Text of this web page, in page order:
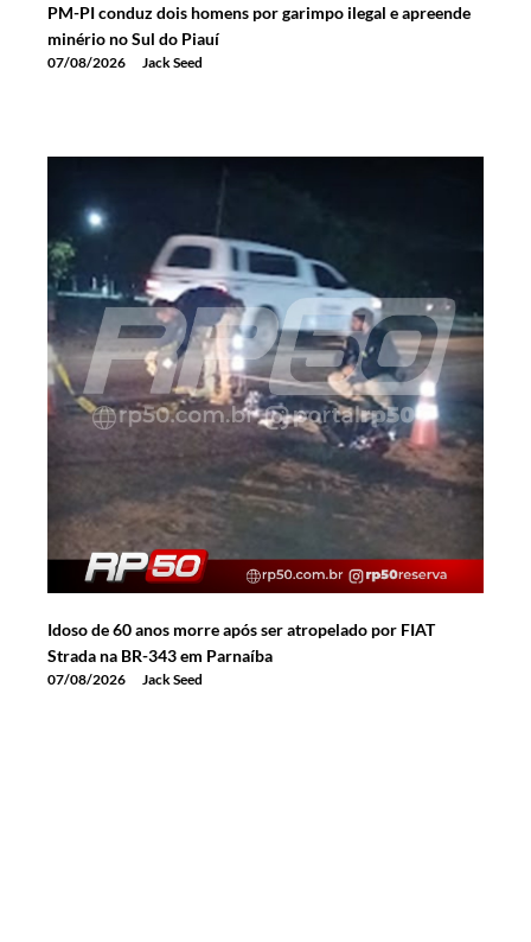
PM-PI conduz dois homens por garimpo ilegal e apreende
minério no Sul do Piauí
07/08/2026 Jack Seed
Idoso de 60 anos morre após ser atropelado por FIAT
Strada na BR-343 em Parnaíba
07/08/2026 Jack Seed